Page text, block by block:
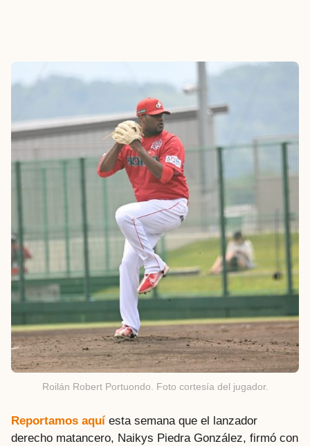
Roilán Robert Portuondo. Foto cortesía del jugador.
Reportamos aquí esta semana que el lanzador
derecho matancero, Naikys Piedra González, firmó con